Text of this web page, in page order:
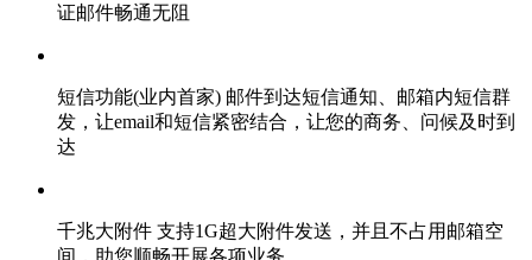
证邮件畅通无阻
短信功能(业内首家) 邮件到达短信通知、邮箱内短信群
发，让email和短信紧密结合，让您的商务、问候及时到
达
千兆大附件 支持1G超大附件发送，并且不占用邮箱空
间，助您顺畅开展各项业务